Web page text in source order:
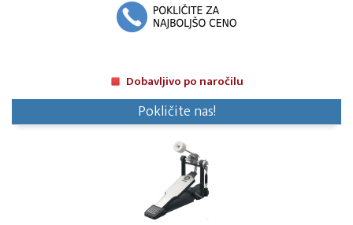
Dobavljivo po naročilu
Pokličite nas!